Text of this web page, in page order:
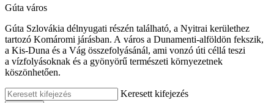
Gúta város
Gúta Szlovákia délnyugati részén található, a Nyitrai kerülethez
tartozó Komáromi járásban. A város a Dunamenti-alföldön fekszik,
a Kis-Duna és a Vág összefolyásánál, ami vonzó úti céllá teszi
a vízfolyásoknak és a gyönyörű természeti környezetnek
köszönhetően.
Keresett kifejezés